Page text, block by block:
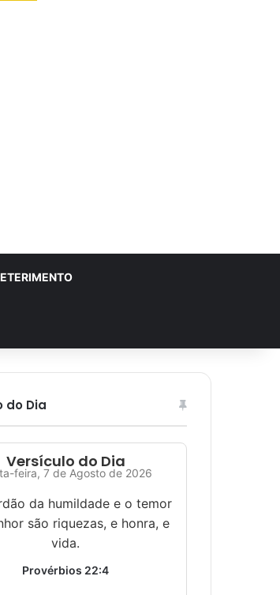
do Dia
Versículo do Dia
feira, 7 de Agosto de 2026
da humildade e o temor
são riquezas, e honra, e
vida.
Provérbios 22:4